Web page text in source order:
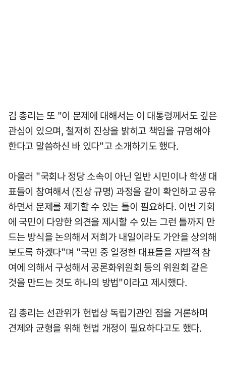
김 총리는 또 "이 문제에 대해서는 이 대통령께서도 깊은
관심이 있으며, 철저히 진상을 밝히고 책임을 규명해야
한다고 말씀하신 바 있다"고 소개하기도 했다.
아울러 "국회나 정당 소속이 아닌 일반 시민이나 학생 대
표들이 참여해서 (진상 규명) 과정을 같이 확인하고 공유
하면서 문제를 제기할 수 있는 틀이 필요하다. 이번 기회
에 국민이 다양한 의견을 제시할 수 있는 그런 틀까지 만
드는 방식을 논의해서 저희가 내일이라도 가안을 상의해
보도록 하겠다"며 "국민 중 일정한 대표들을 자발적 참
여에 의해서 구성해서 공론화위원회 등의 위원회 같은
것을 만드는 것도 하나의 방법"이라고 제시했다.
김 총리는 선관위가 헌법상 독립기관인 점을 거론하며
견제와 균형을 위해 헌법 개정이 필요하다고도 했다.